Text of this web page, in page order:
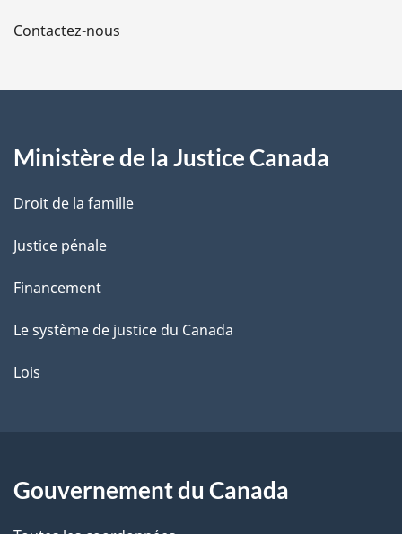
a
e
Contactez-nous
Ministère de la Justice Canada
Droit de la famille
Justice pénale
Financement
Le système de justice du Canada
Lois
Gouvernement du Canada